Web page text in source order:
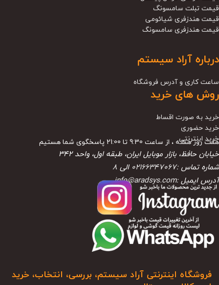
قیمت تبلت سامسونگ
قیمت هندزفری شیائومی
قیمت هندزفری سامسونگ
درباره آراد سیستم
ساعت کاری و آدرس فروشگاه
روش های خرید
خرید به صورت اقساط
خرید حضوری
خرید اینترنتی
هفت روز هفته ، از ساعت 9:30 تا 21:00 پاسخگوی شما هستیم
خیابان حافظ، بازار موبایل ایران، طبقه اول، واحد ۳۴۲
شماره تماس :02166347067 الی 8
آدرس ایمیل :info@aradsys.com
فروشگاه اینترنتی آراد سیستم، بررسی، انتخاب، خرید